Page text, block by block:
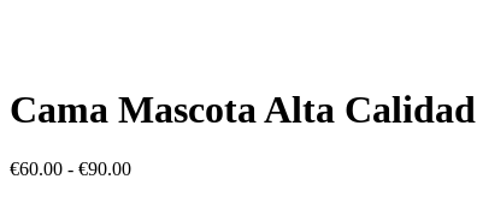
Cama Mascota Alta Calidad
€60.00 - €90.00Rango